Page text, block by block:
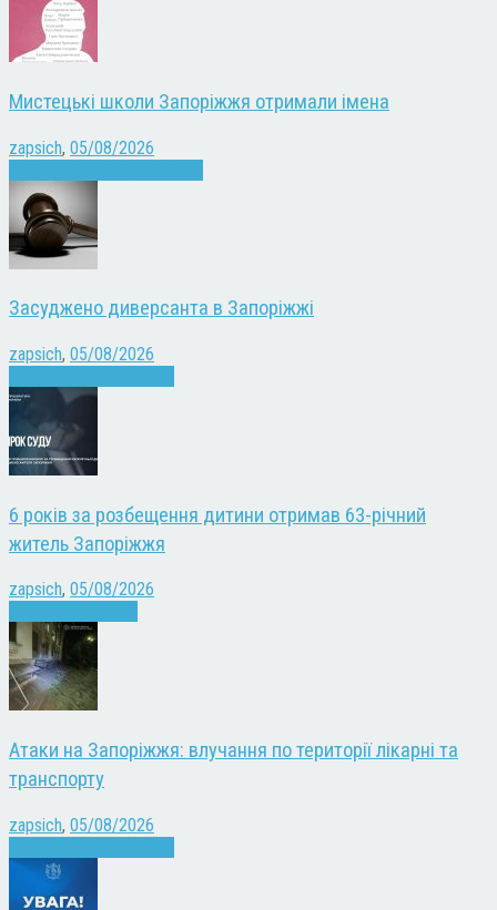
Мистецькі школи Запоріжжя отримали імена
zapsich, 05/08/2026
Засуджено диверсанта в Запоріжжі
zapsich, 05/08/2026
6 років за розбещення дитини отримав 63-річний
житель Запоріжжя
zapsich, 05/08/2026
Атаки на Запоріжжя: влучання по території лікарні та
транспорту
zapsich, 05/08/2026